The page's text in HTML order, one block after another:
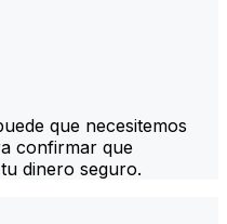
que necesitemos
confirmar que
dinero seguro.